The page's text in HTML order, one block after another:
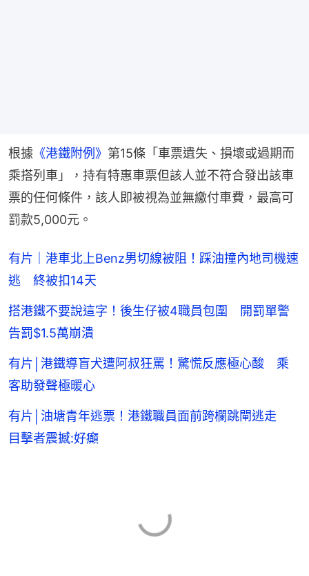
根據 《港鐵附例》 第15條「車票遺失、損壞或過期而
乘搭列車」，持有特惠車票但該人並不符合發出該車
票的任何條件，該人即被視為並無繳付車費，最高可
罰款5,000元。
有片｜港車北上Benz男切線被阻！踩油撞內地司機速
逃 終被扣14天
搭港鐵不要說這字！後生仔被4職員包圍 開罰單警
告罰$1.5萬崩潰
有片│港鐵導盲犬遭阿叔狂罵！驚慌反應極心酸 乘
客助發聲極暖心
有片│油塘青年逃票！港鐵職員面前跨欄跳閘逃走
目擊者震撼:好癲